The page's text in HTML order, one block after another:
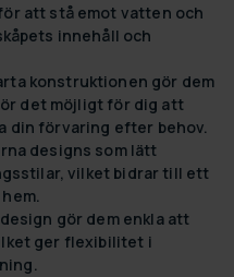
att stå emot vatten och
innehåll och
konstruktionen gör dem
det möjligt för dig att
din förvaring efter behov.
designs som lätt
vilket bidrar till ett
gör dem enkla att
ger flexibilitet i